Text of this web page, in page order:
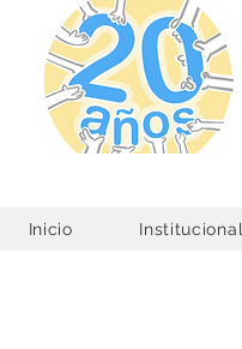
Inicio Institucional